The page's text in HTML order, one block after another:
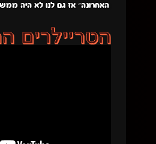
האחרונה״ אז גם לנו לא היה